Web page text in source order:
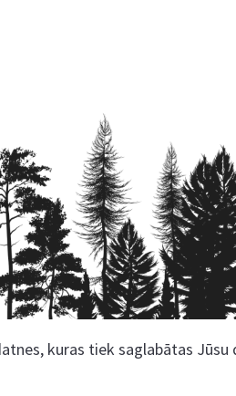
kuras tiek saglabātas